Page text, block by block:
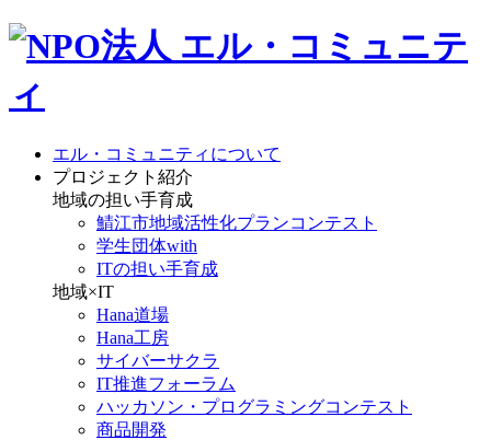
エル・コミュニティについて
プロジェクト紹介
地域の担い手育成
鯖江市地域活性化プランコンテスト
学生団体with
ITの担い手育成
地域×IT
Hana道場
Hana工房
サイバーサクラ
IT推進フォーラム
ハッカソン・プログラミングコンテスト
商品開発